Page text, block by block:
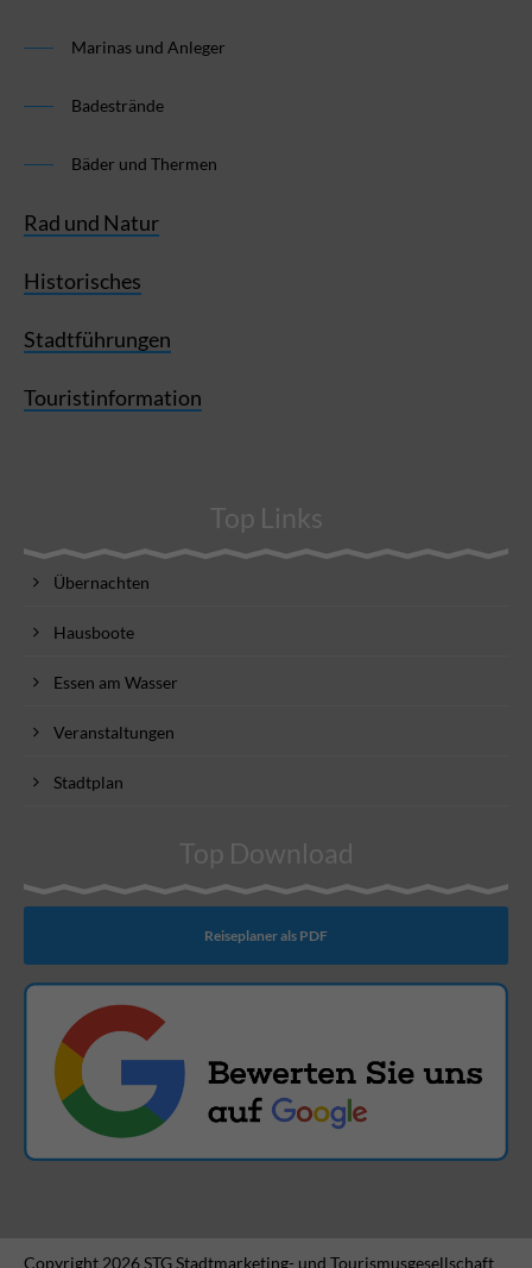
Marinas und Anleger
Badestrände
Bäder und Thermen
Rad und Natur
Historisches
Stadtführungen
Touristinformation
Top Links
Übernachten
Hausboote
Essen am Wasser
Veranstaltungen
Stadtplan
Top Download
Reiseplaner als PDF
Copyright 2026 STG Stadtmarketing- und Tourismusgesellschaft